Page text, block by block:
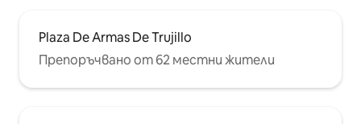
Plaza De Armas De Trujillo
Препоръчвано от 62 местни жители